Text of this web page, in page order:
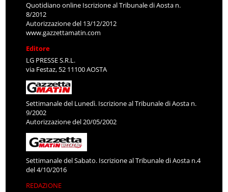
Quotidiano online Iscrizione al Tribunale di Aosta n.
8/2012
Autorizzazione del 13/12/2012
www.gazzettamatin.com
Editore
LG PRESSE S.R.L.
via Festaz, 52 11100 AOSTA
Settimanale del Lunedì. Iscrizione al Tribunale di Aosta n.
9/2002
Autorizzazione del 20/05/2002
Settimanale del Sabato. Iscrizione al Tribunale di Aosta n.4
del 4/10/2016
REDAZIONE